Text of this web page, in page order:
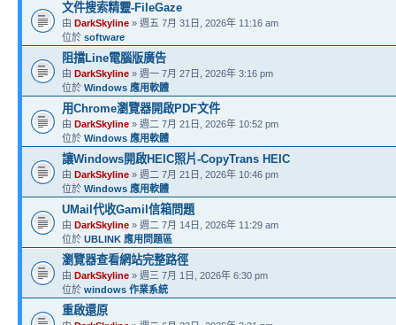
文件搜索精靈-FileGaze
由 DarkSkyline » 週五 7月 31日, 2026年 11:16 am
位於 software
阻擋Line電腦版廣告
由 DarkSkyline » 週一 7月 27日, 2026年 3:16 pm
位於 Windows 應用軟體
用Chrome瀏覽器開啟PDF文件
由 DarkSkyline » 週二 7月 21日, 2026年 10:52 pm
位於 Windows 應用軟體
讓Windows開啟HEIC照片-CopyTrans HEIC
由 DarkSkyline » 週二 7月 21日, 2026年 10:46 pm
位於 Windows 應用軟體
UMail代收Gamil信箱問題
由 DarkSkyline » 週二 7月 14日, 2026年 11:29 am
位於 UBLINK 應用問題區
瀏覽器查看網站完整路徑
由 DarkSkyline » 週三 7月 1日, 2026年 6:30 pm
位於 windows 作業系統
重啟還原